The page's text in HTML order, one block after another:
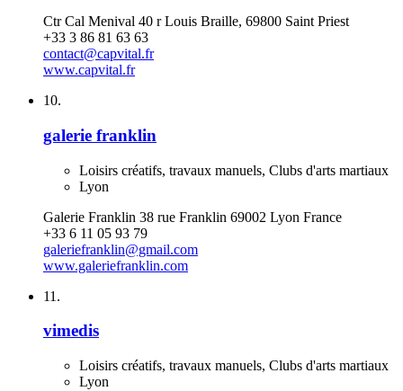
Ctr Cal Menival 40 r Louis Braille, 69800 Saint Priest
+33 3 86 81 63 63
contact@capvital.fr
www.capvital.fr
10.
galerie franklin
Loisirs créatifs, travaux manuels, Clubs d'arts martiaux
Lyon
Galerie Franklin 38 rue Franklin 69002 Lyon France
+33 6 11 05 93 79
galeriefranklin@gmail.com
www.galeriefranklin.com
11.
vimedis
Loisirs créatifs, travaux manuels, Clubs d'arts martiaux
Lyon